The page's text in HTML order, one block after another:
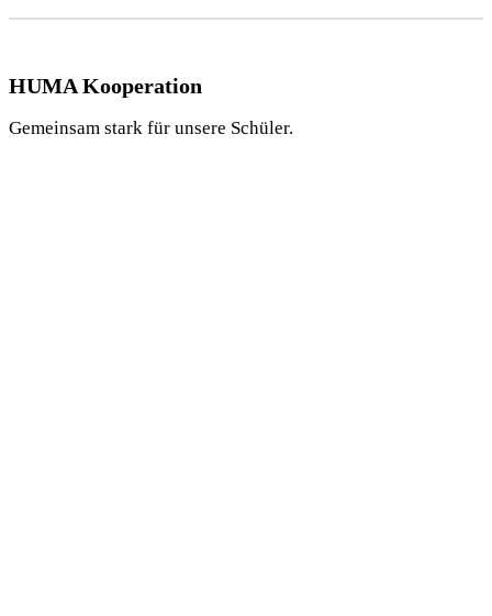
HUMA Kooperation
Gemeinsam stark für unsere Schüler.